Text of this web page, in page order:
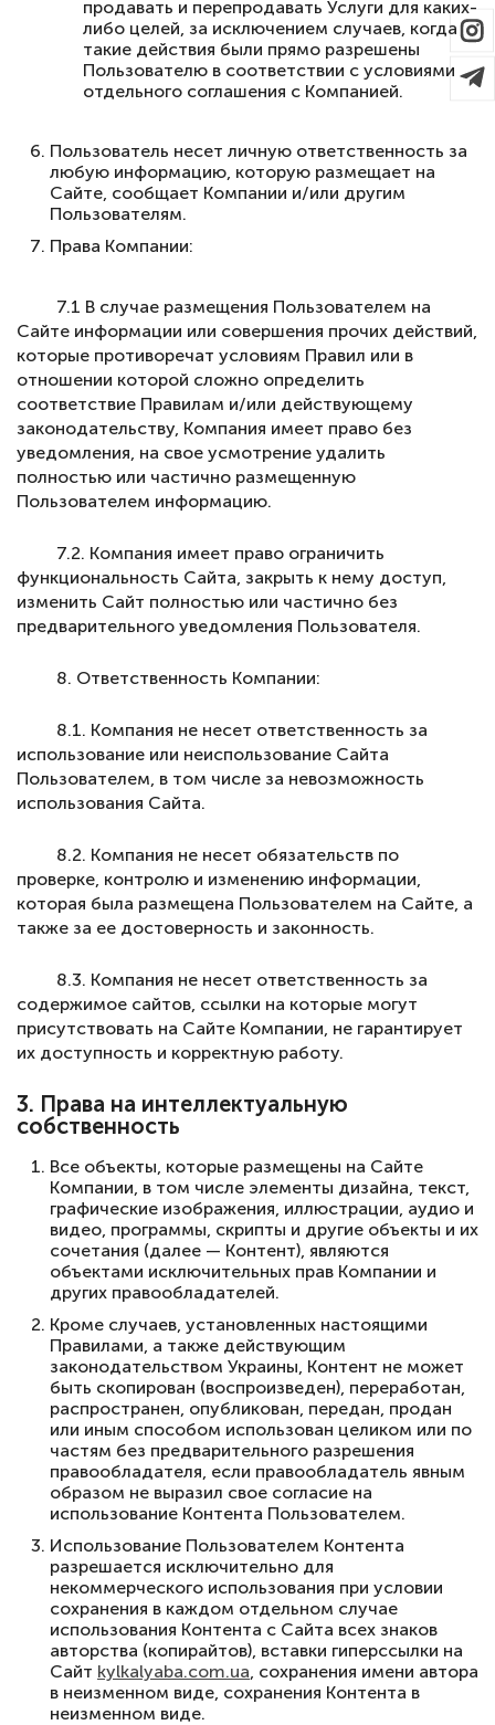
продавать и перепродавать Услуги для каких-
либо целей, за исключением случаев, когда
такие действия были прямо разрешены
Пользователю в соответствии с условиями
отдельного соглашения с Компанией.
Пользователь несет личную ответственность за
любую информацию, которую размещает на
Сайте, сообщает Компании и/или другим
Пользователям.
Права Компании:
7.1 В случае размещения Пользователем на
Сайте информации или совершения прочих действий,
которые противоречат условиям Правил или в
отношении которой сложно определить
соответствие Правилам и/или действующему
законодательству, Компания имеет право без
уведомления, на свое усмотрение удалить
полностью или частично размещенную
Пользователем информацию.
7.2. Компания имеет право ограничить
функциональность Сайта, закрыть к нему доступ,
изменить Сайт полностью или частично без
предварительного уведомления Пользователя.
8. Ответственность Компании:
8.1. Компания не несет ответственность за
использование или неиспользование Сайта
Пользователем, в том числе за невозможность
использования Сайта.
8.2. Компания не несет обязательств по
проверке, контролю и изменению информации,
которая была размещена Пользователем на Сайте, а
также за ее достоверность и законность.
8.3. Компания не несет ответственность за
содержимое сайтов, ссылки на которые могут
присутствовать на Сайте Компании, не гарантирует
их доступность и корректную работу.
3. Права на интеллектуальную
собственность
Все объекты, которые размещены на Сайте
Компании, в том числе элементы дизайна, текст,
графические изображения, иллюстрации, аудио и
видео, программы, скрипты и другие объекты и их
сочетания (далее — Контент), являются
объектами исключительных прав Компании и
других правообладателей.
Кроме случаев, установленных настоящими
Правилами, а также действующим
законодательством Украины, Контент не может
быть скопирован (воспроизведен), переработан,
распространен, опубликован, передан, продан
или иным способом использован целиком или по
частям без предварительного разрешения
правообладателя, если правообладатель явным
образом не выразил свое согласие на
использование Контента Пользователем.
Использование Пользователем Контента
разрешается исключительно для
некоммерческого использования при условии
сохранения в каждом отдельном случае
использования Контента с Сайта всех знаков
авторства (копирайтов), вставки гиперссылки на
Сайт kylkalyaba.com.ua, сохранения имени автора
в неизменном виде, сохранения Контента в
неизменном виде.